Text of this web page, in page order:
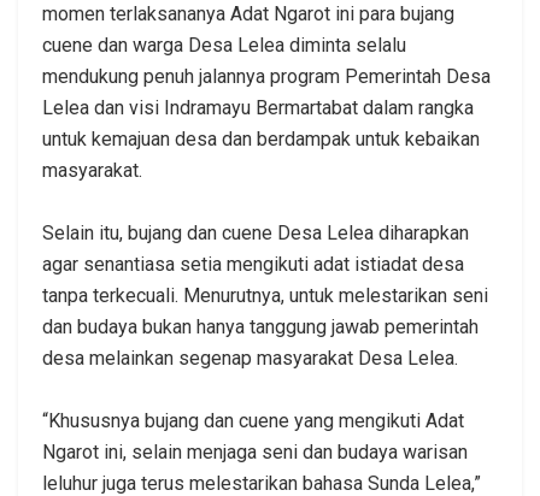
momen terlaksananya Adat Ngarot ini para bujang
cuene dan warga Desa Lelea diminta selalu
mendukung penuh jalannya program Pemerintah Desa
Lelea dan visi Indramayu Bermartabat dalam rangka
untuk kemajuan desa dan berdampak untuk kebaikan
masyarakat.
Selain itu, bujang dan cuene Desa Lelea diharapkan
agar senantiasa setia mengikuti adat istiadat desa
tanpa terkecuali. Menurutnya, untuk melestarikan seni
dan budaya bukan hanya tanggung jawab pemerintah
desa melainkan segenap masyarakat Desa Lelea.
“Khususnya bujang dan cuene yang mengikuti Adat
Ngarot ini, selain menjaga seni dan budaya warisan
leluhur juga terus melestarikan bahasa Sunda Lelea,”